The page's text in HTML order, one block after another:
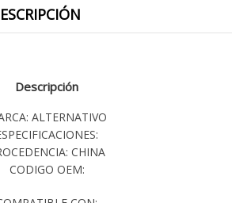
Descripción
ALTERNATIVO
CHINA
CODIGO OEM: